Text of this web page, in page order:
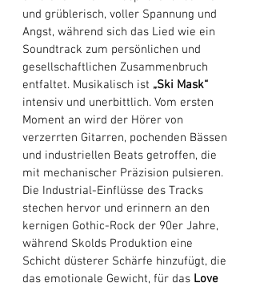
und grüblerisch, voller Spannung und
Angst, während sich das Lied wie ein
Soundtrack zum persönlichen und
gesellschaftlichen Zusammenbruch
entfaltet. Musikalisch ist „Ski Mask“
intensiv und unerbittlich. Vom ersten
Moment an wird der Hörer von
verzerrten Gitarren, pochenden Bässen
und industriellen Beats getroffen, die
mit mechanischer Präzision pulsieren.
Die Industrial-Einflüsse des Tracks
stechen hervor und erinnern an den
kernigen Gothic-Rock der 90er Jahre,
während Skolds Produktion eine
Schicht düsterer Schärfe hinzufügt, die
das emotionale Gewicht, für das Love